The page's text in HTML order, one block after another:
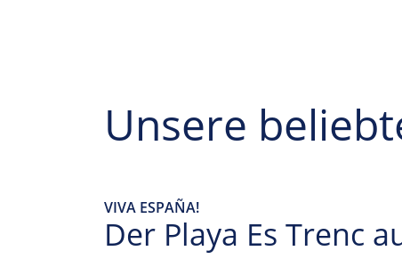
Unsere
VIVA ESPAÑA!
Der Playa Es Trenc